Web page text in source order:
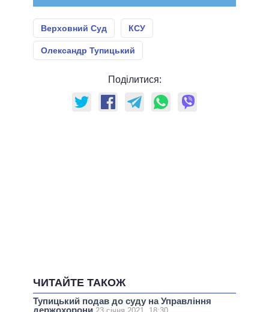
Верховний Суд КСУ
Олександр Тупицький
Поділитися:
ЧИТАЙТЕ ТАКОЖ
Тупицький подав до суду на Управління